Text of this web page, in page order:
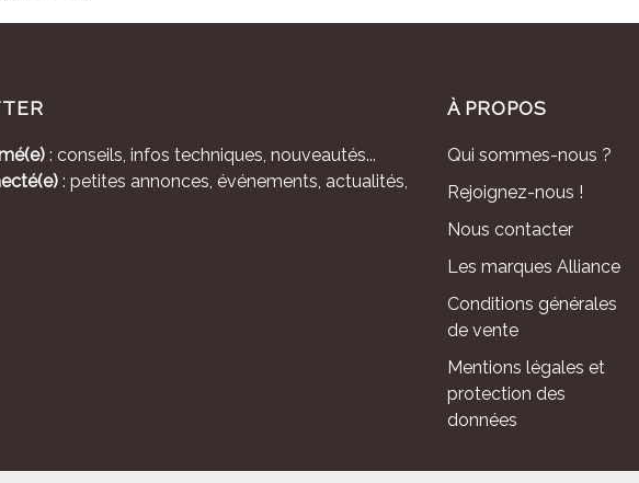
À PROPOS
Qui sommes-nous ?
Rejoignez-nous !
Nous contacter
Les marques Alliance
Conditions générales
de vente
Mentions légales et
protection des
données
: conseils, infos techniques, nouveautés...
: petites annonces, événements, actualités,